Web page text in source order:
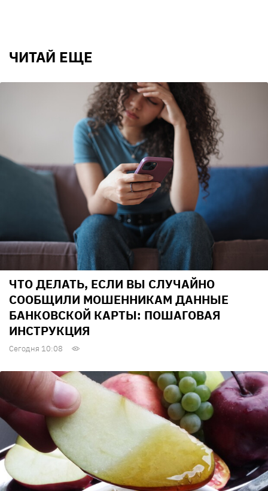
ЧИТАЙ ЕЩЕ
ЧТО ДЕЛАТЬ, ЕСЛИ ВЫ СЛУЧАЙНО
СООБЩИЛИ МОШЕННИКАМ ДАННЫЕ
БАНКОВСКОЙ КАРТЫ: ПОШАГОВАЯ
ИНСТРУКЦИЯ
Сегодня 10:08